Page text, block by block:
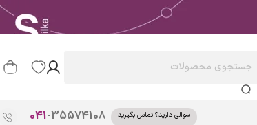
سوالی دارید؟ تماس بگیرید 041-35574108